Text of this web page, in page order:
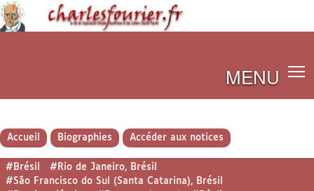
MENU
Accueil Biographies Accéder aux notices
#Brésil
#Rio de Janeiro, Brésil
#São Francisco do Sul (Santa Catarina), Brésil